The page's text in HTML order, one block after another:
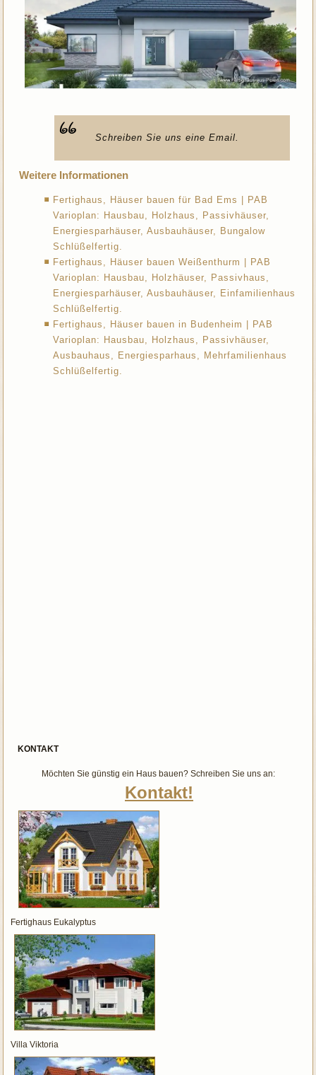
Schreiben Sie uns eine Email.
Weitere Informationen
Fertighaus, Häuser bauen für Bad Ems | PAB
Varioplan: Hausbau, Holzhaus, Passivhäuser,
Energiesparhäuser, Ausbauhäuser, Bungalow
Schlüßelfertig.
Fertighaus, Häuser bauen Weißenthurm | PAB
Varioplan: Hausbau, Holzhäuser, Passivhaus,
Energiesparhäuser, Ausbauhäuser, Einfamilienhaus
Schlüßelfertig.
Fertighaus, Häuser bauen in Budenheim | PAB
Varioplan: Hausbau, Holzhaus, Passivhäuser,
Ausbauhaus, Energiesparhaus, Mehrfamilienhaus
Schlüßelfertig.
KONTAKT
Möchten Sie günstig ein Haus bauen? Schreiben Sie uns an:
Kontakt!
Fertighaus Eukalyptus
Villa Viktoria